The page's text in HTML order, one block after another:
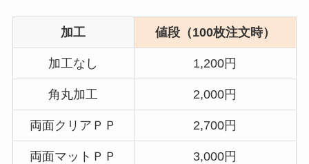
加工 値段（100枚注文時）
加工なし 1,200円
角丸加工 2,000円
両面クリアＰＰ 2,700円
両面マットＰＰ 3,000円